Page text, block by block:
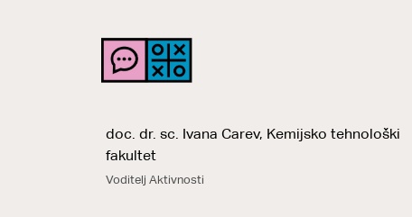
doc. dr. sc. Ivana Carev, Kemijsko tehnološki
fakultet
Voditelj Aktivnosti